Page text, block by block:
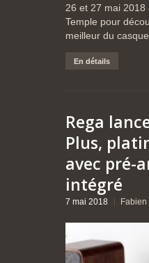
26 et 27 mai 2018
Temple pour
meilleur du
En détails
Rega
Plus,
avec pré-
intégré
7 mai 2018 Fabien